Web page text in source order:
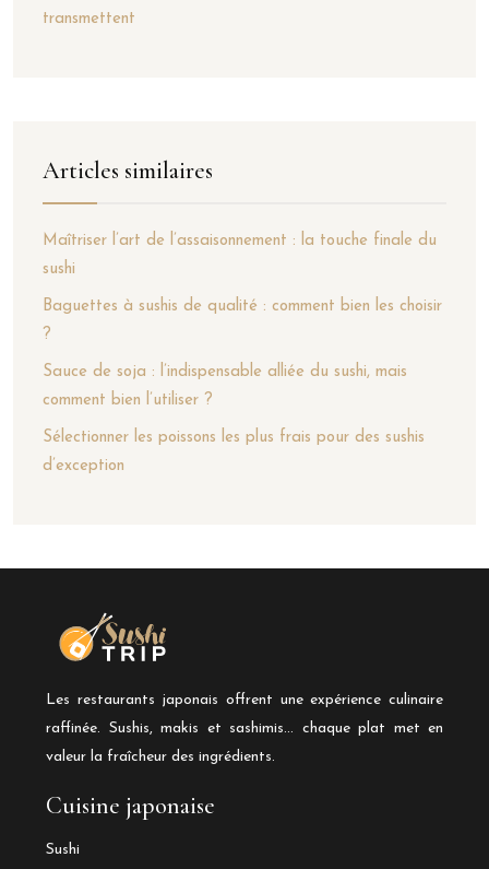
transmettent
Articles similaires
Maîtriser l’art de l’assaisonnement : la touche finale du
sushi
Baguettes à sushis de qualité : comment bien les choisir
?
Sauce de soja : l’indispensable alliée du sushi, mais
comment bien l’utiliser ?
Sélectionner les poissons les plus frais pour des sushis
d’exception
Les restaurants japonais offrent une expérience culinaire
raffinée. Sushis, makis et sashimis… chaque plat met en
valeur la fraîcheur des ingrédients.
Cuisine japonaise
Sushi